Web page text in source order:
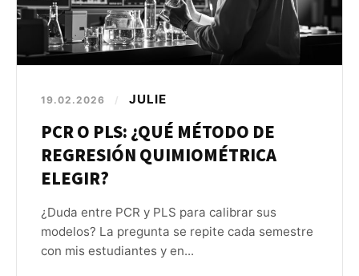
19.02.2026 / JULIE
PCR O PLS: ¿QUÉ MÉTODO DE
REGRESIÓN QUIMIOMÉTRICA
ELEGIR?
¿Duda entre PCR y PLS para calibrar sus
modelos? La pregunta se repite cada semestre
con mis estudiantes y en...